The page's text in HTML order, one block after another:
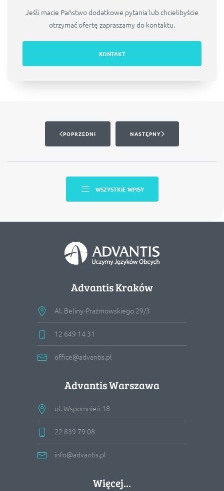
Jeśli macie Państwo dodatkowe pytania lub chcielibyście
otrzymać ofertę zapraszamy do kontaktu.
KONTAKT
WSZYSTKIE WPISY
POPRZEDNI NASTĘPNY
Advantis Kraków
Al. Beliny-Prażmowskiego 29/3
12 649 14 31
office@advantis.pl
Advantis Warszawa
ul. Wspomnień 18
22 839 79 08
info@advantis.pl
Więcej...